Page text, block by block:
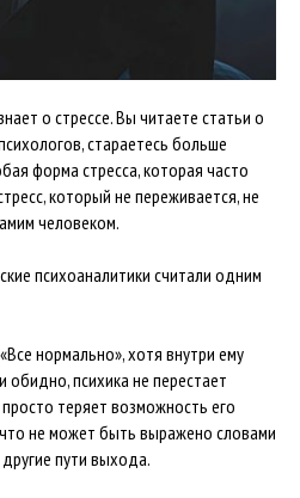
о стрессе. Вы читаете статьи о
стараетесь больше
форма стресса, которая часто
который не переживается, не
человеком.
психоаналитики считали одним
нормально», хотя внутри ему
психика не перестает
теряет возможность его
не может быть выражено словами
пути выхода.